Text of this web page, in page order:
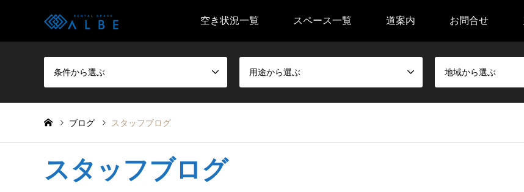
空き状況一覧 スペース一覧 道案内 お問合せ
条件から選ぶ 用途から選ぶ 地域から選ぶ
ブログ スタッフブログ
スタッフブログ